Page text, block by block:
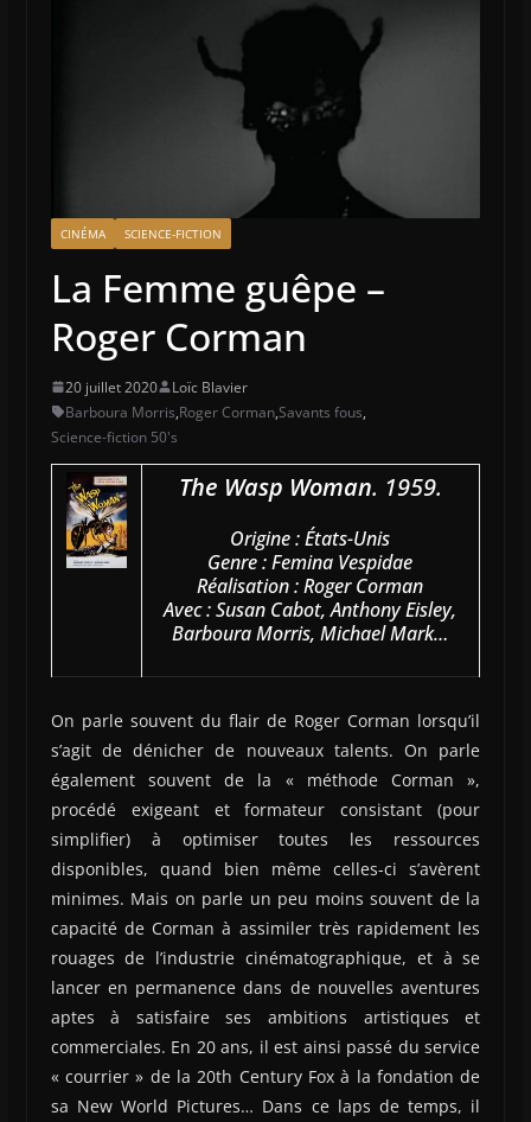
CINÉMA SCIENCE-FICTION
La Femme guêpe –
Roger Corman
20 juillet 2020
Loïc Blavier
Barboura Morris,Roger Corman,Savants fous,
Science-fiction 50's
The Wasp Woman. 1959.
Origine : États-Unis
Genre : Femina Vespidae
Réalisation : Roger Corman
Avec : Susan Cabot, Anthony Eisley,
Barboura Morris, Michael Mark…
On parle souvent du flair de Roger Corman lorsqu’il
s’agit de dénicher de nouveaux talents. On parle
également souvent de la « méthode Corman »,
procédé exigeant et formateur consistant (pour
simplifier) à optimiser toutes les ressources
disponibles, quand bien même celles-ci s’avèrent
minimes. Mais on parle un peu moins souvent de la
capacité de Corman à assimiler très rapidement les
rouages de l’industrie cinématographique, et à se
lancer en permanence dans de nouvelles aventures
aptes à satisfaire ses ambitions artistiques et
commerciales. En 20 ans, il est ainsi passé du service
« courrier » de la 20th Century Fox à la fondation de
sa New World Pictures… Dans ce laps de temps, il